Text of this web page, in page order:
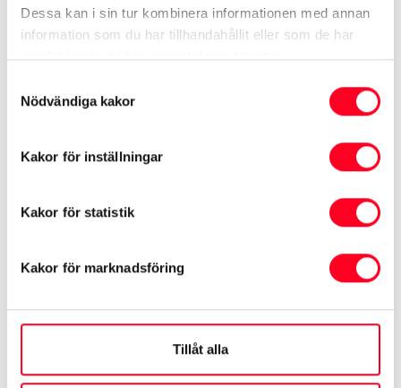
Dessa kan i sin tur kombinera informationen med annan
information som du har tillhandahållit eller som de har
samlat in när du har använt deras tjänster.
Nödvändiga kakor
Kakor för inställningar
Kakor för statistik
Kakor för marknadsföring
Tillåt alla
Mer information
» Läs mer om Bonus Malus hos